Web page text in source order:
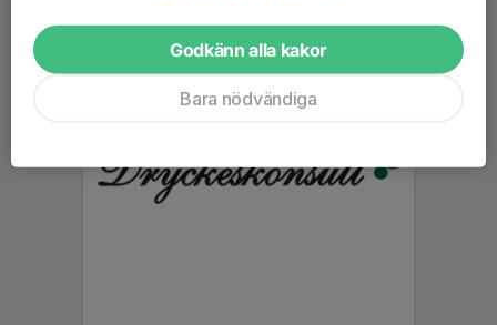
Godkänn alla kakor
Bara nödvändiga